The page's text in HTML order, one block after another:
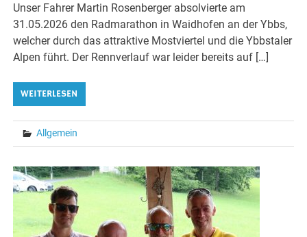
Unser Fahrer Martin Rosenberger absolvierte am
31.05.2026 den Radmarathon in Waidhofen an der Ybbs,
welcher durch das attraktive Mostviertel und die Ybbstaler
Alpen führt. Der Rennverlauf war leider bereits auf […]
WEITERLESEN
Allgemein